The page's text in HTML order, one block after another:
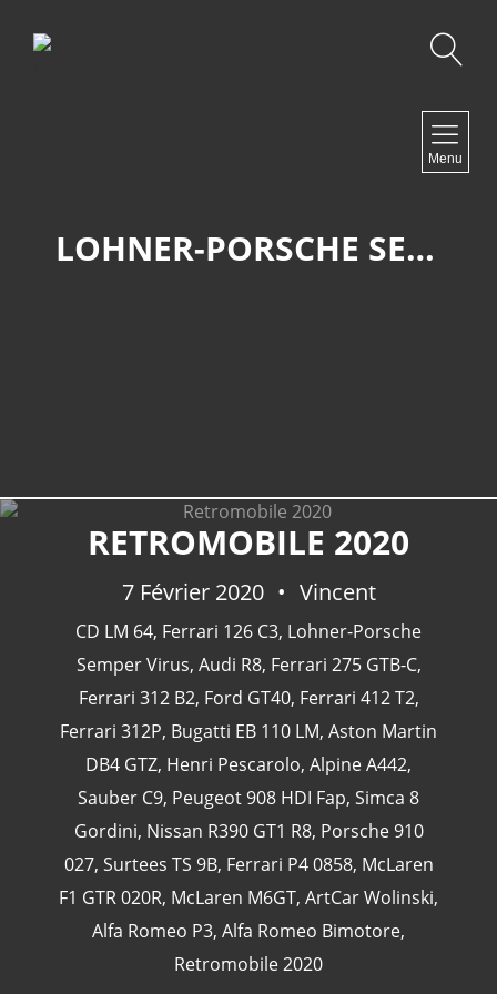
Menu
LOHNER-PORSCHE SEMPER VIRUS
RETROMOBILE 2020
7 Février 2020 Vincent
CD LM 64, Ferrari 126 C3, Lohner-Porsche
Semper Virus, Audi R8, Ferrari 275 GTB-C,
Ferrari 312 B2, Ford GT40, Ferrari 412 T2,
Ferrari 312P, Bugatti EB 110 LM, Aston Martin
DB4 GTZ, Henri Pescarolo, Alpine A442,
Sauber C9, Peugeot 908 HDI Fap, Simca 8
Gordini, Nissan R390 GT1 R8, Porsche 910
027, Surtees TS 9B, Ferrari P4 0858, McLaren
F1 GTR 020R, McLaren M6GT, ArtCar Wolinski,
Alfa Romeo P3, Alfa Romeo Bimotore,
Retromobile 2020
CATÉGORIES
24 Heures Du Mans 1963
24 Heures Du Mans 1967
Artcar